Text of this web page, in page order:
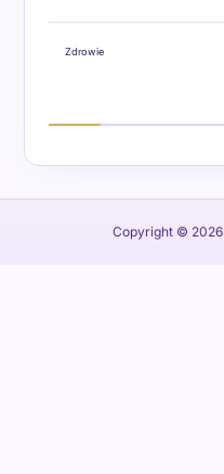
Zdrowie
Copyright © 2026